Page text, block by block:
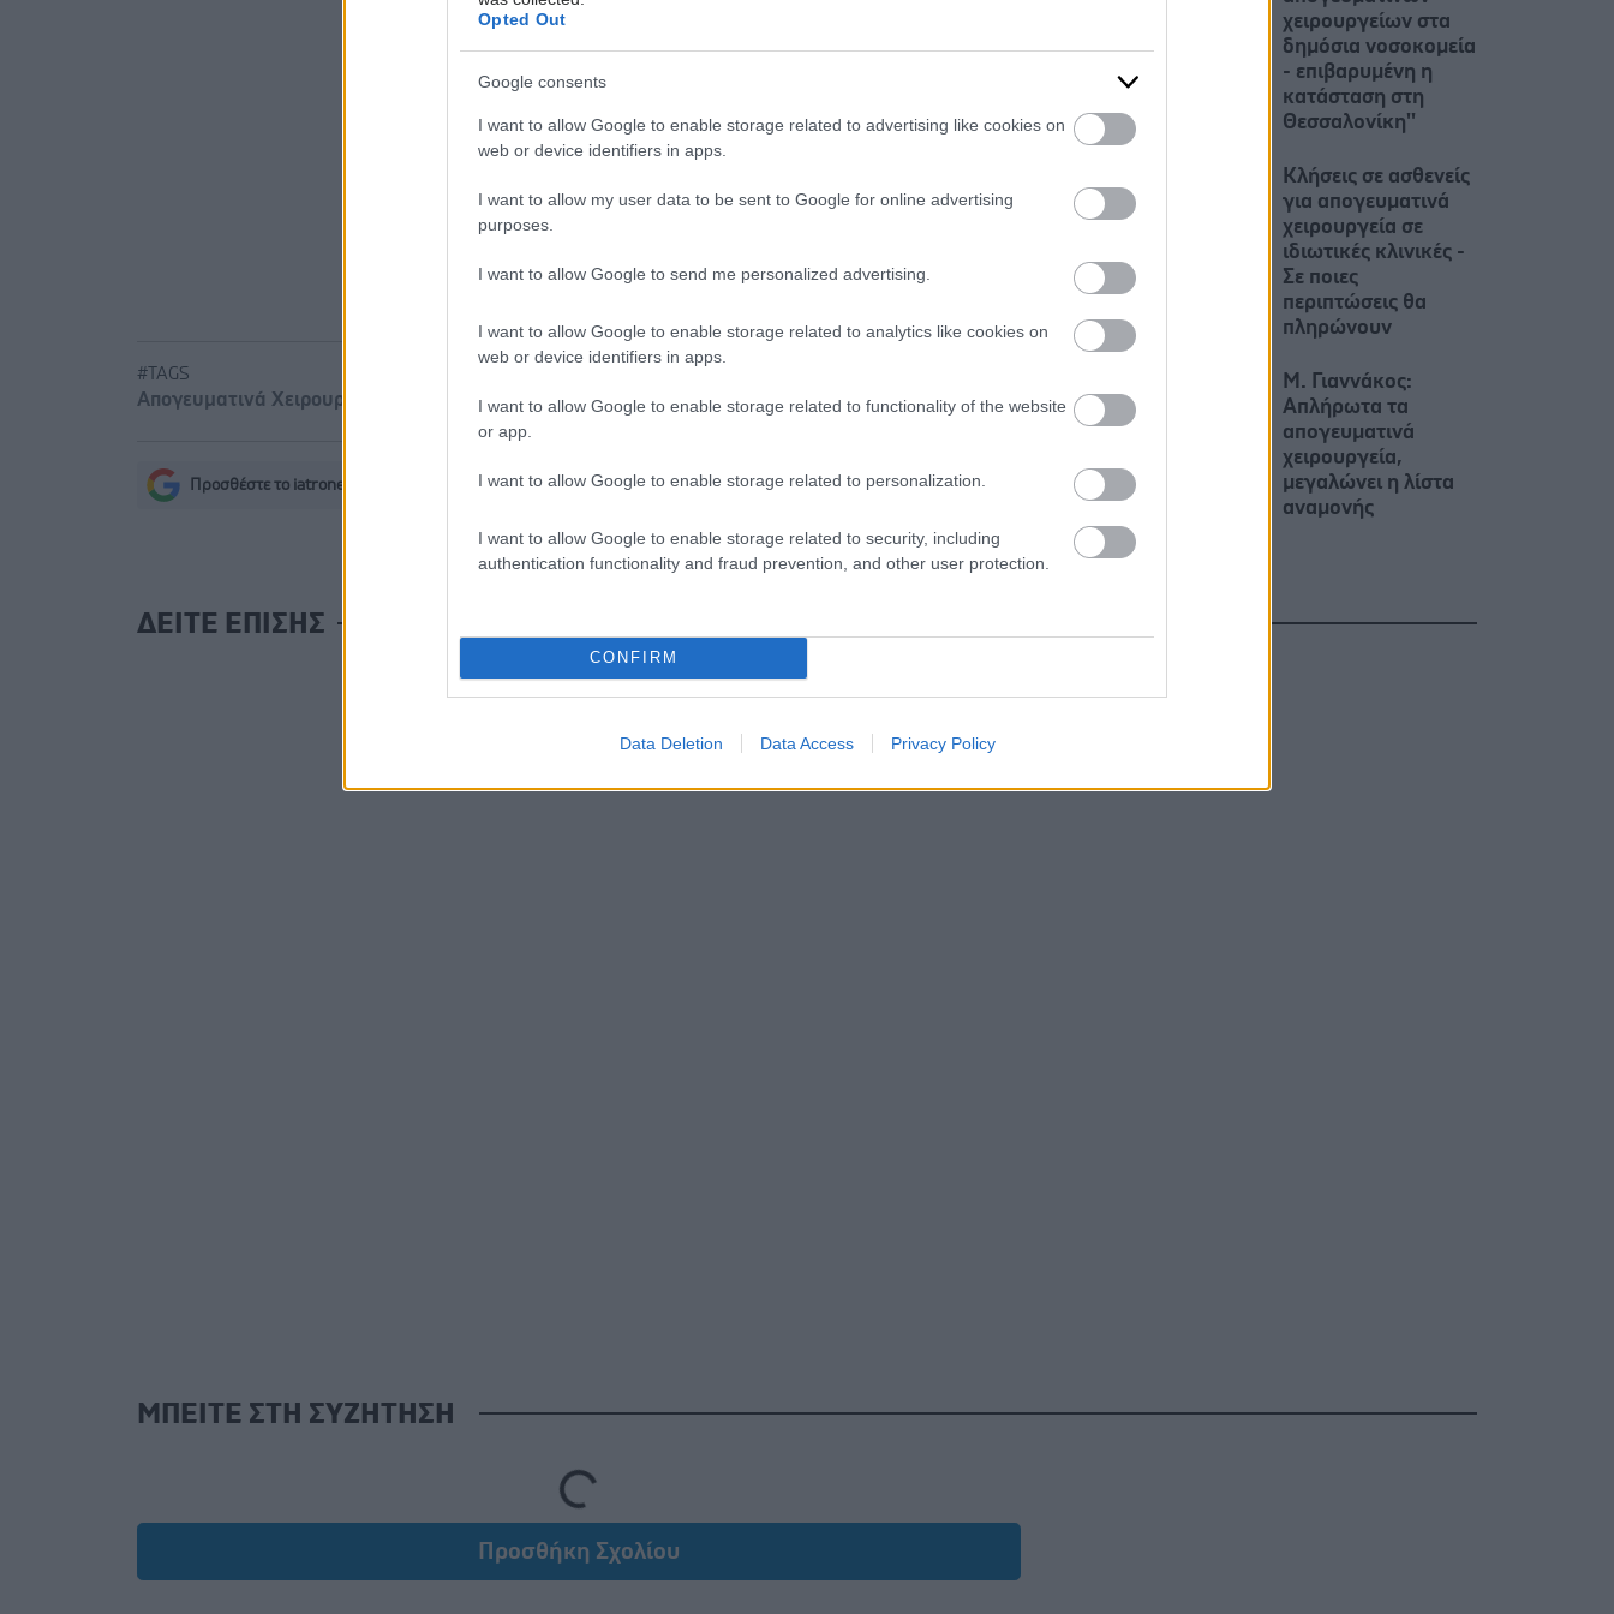
Opted Out
Google consents
I want to allow Google to enable storage related to advertising like cookies on
web or device identifiers in apps.
I want to allow my user data to be sent to Google for online advertising
purposes.
I want to allow Google to send me personalized advertising.
I want to allow Google to enable storage related to analytics like cookies on
web or device identifiers in apps.
I want to allow Google to enable storage related to functionality of the website
or app.
I want to allow Google to enable storage related to personalization.
I want to allow Google to enable storage related to security, including
authentication functionality and fraud prevention, and other user protection.
CONFIRM
Data Deletion Data Access Privacy Policy
από αίτημα του ΙΣΑ
Διαταραχή μετατραυματικού στρες: Ουσία της ιατρικής
Δήμος Κασσάνδρας: Αίρεται η απαγόρευση για τη χρήση του
#TAGS
Απογευματινά Χειρουργεία
Προσθέστε το iatronet.gr στο Discover
χειρουργείων στα
δημόσια νοσοκομεία
- επιβαρυμένη η
κατάσταση στη
Θεσσαλονίκη''
Κλήσεις σε ασθενείς
για απογευματινά
χειρουργεία σε
ιδιωτικές κλινικές -
Σε ποιες
περιπτώσεις θα
πληρώνουν
Μ. Γιαννάκος:
Απλήρωτα τα
απογευματινά
χειρουργεία,
μεγαλώνει η λίστα
αναμονής
ΔΕΙΤΕ ΕΠΙΣΗΣ
ΜΠΕΙΤΕ ΣΤΗ ΣΥΖΗΤΗΣΗ Loading...
Προσθήκη Σχολίου